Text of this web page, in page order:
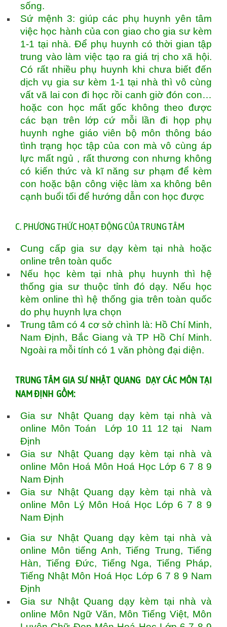
sống.
Sứ mệnh 3: giúp các phụ huynh yên tâm
việc học hành của con giao cho gia sư kèm
1-1 tại nhà. Để phụ huynh có thời gian tập
trung vào làm việc tạo ra giá trị cho xã hội.
Có rất nhiều phụ huynh khi chưa biết đến
dịch vụ gia sư kèm 1-1 tại nhà thì vô cùng
vất vã lai con đi học rồi canh giờ đón con…
hoặc con học mất gốc không theo được
các bạn trên lớp cứ mỗi lần đi họp phụ
huynh nghe giáo viên bộ môn thông báo
tình trạng học tập của con mà vô cùng áp
lực mất ngủ , rất thương con nhưng không
có kiến thức và kĩ năng sư phạm để kèm
con hoặc bận công việc làm xa không bên
cạnh buổi tối để hướng dẫn con học được
C. PHƯƠNG THỨC HOẠT ĐỘNG CỦA TRUNG TÂM
Cung cấp gia sư dạy kèm tại nhà hoặc
online trên toàn quốc
Nếu học kèm tại nhà phụ huynh thì hệ
thống gia sư thuộc tỉnh đó dạy. Nếu học
kèm online thì hệ thống gia trên toàn quốc
do phụ huynh lựa chọn
Trung tâm có 4 cơ sở chình là: Hồ Chí Minh,
Nam Định, Bắc Giang và TP Hồ Chí Minh.
Ngoài ra mỗi tính có 1 văn phòng đại diện.
TRUNG TÂM GIA SƯ NHẬT QUANG DẠY CÁC MÔN TẠI
NAM ĐỊNH GỒM:
Gia sư Nhật Quang dạy kèm tại nhà và
online Môn Toán Lớp 10 11 12 tại Nam
Định
Gia sư Nhật Quang dạy kèm tại nhà và
online Môn Hoá Môn Hoá Học Lớp 6 7 8 9
Nam Định
Gia sư Nhật Quang dạy kèm tại nhà và
online Môn Lý Môn Hoá Học Lớp 6 7 8 9
Nam Định
Gia sư Nhật Quang dạy kèm tại nhà và
online Môn tiếng Anh, Tiếng Trung, Tiếng
Hàn, Tiếng Đức, Tiếng Nga, Tiếng Pháp,
Tiếng Nhật Môn Hoá Học Lớp 6 7 8 9 Nam
Định
Gia sư Nhật Quang dạy kèm tại nhà và
online Môn Ngữ Văn, Môn Tiếng Việt, Môn